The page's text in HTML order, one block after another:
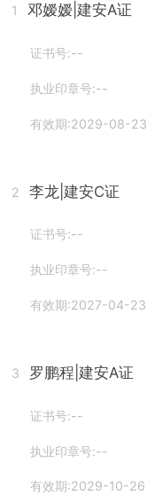
1 邓嫒嫒 |建安A证
证书号:--
执业印章号:--
有效期:2029-08-23
2 李龙 |建安C证
证书号:--
执业印章号:--
有效期:2027-04-23
3 罗鹏程 |建安A证
证书号:--
执业印章号:--
有效期:2029-10-26